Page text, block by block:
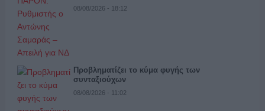
08/08/2026 - 18:12
Προβληματίζει το κύμα φυγής των
συνταξιούχων
08/08/2026 - 11:02